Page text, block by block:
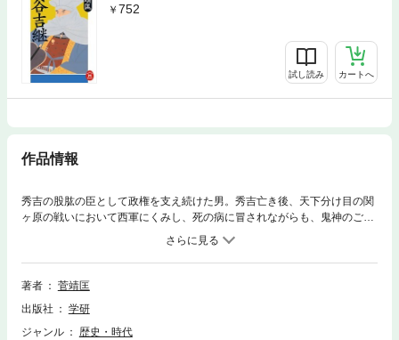
752
試し読み カートへ
作品情報
秀吉の股肱の臣として政権を支え続けた男。秀吉亡き後、天下分け目の関
ヶ原の戦いにおいて西軍にくみし、死の病に冒されながらも、鬼神のごと
き働きを示して、東軍総大将、家康の心胆を寒からしめた猛将。波乱に満
ちた大谷吉継の生涯を、活き活きと描く！
著者
菅靖匡
出版社
学研
ジャンル
歴史・時代